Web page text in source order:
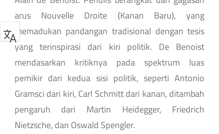
arus Nouvelle Droite (Kanan Baru), yang
memadukan pandangan tradisional dengan tesis
yang terinspirasi dari kiri politik. De Benoist
mendasarkan kritiknya pada spektrum luas
pemikir dari kedua sisi politik, seperti Antonio
Gramsci dari kiri, Carl Schmitt dari kanan, ditambah
pengaruh dari Martin Heidegger, Friedrich
Nietzsche, dan Oswald Spengler.